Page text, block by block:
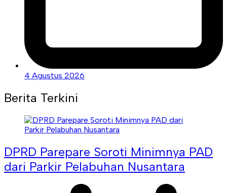
4 Agustus 2026
Berita Terkini
DPRD Parepare Soroti Minimnya PAD
dari Parkir Pelabuhan Nusantara